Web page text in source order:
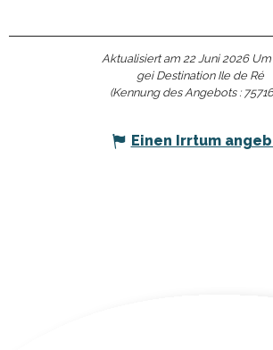
Aktualisiert am 22 Juni 2026 Um
gei Destination Ile de Ré
(Kennung des Angebots :
Einen Irrtum